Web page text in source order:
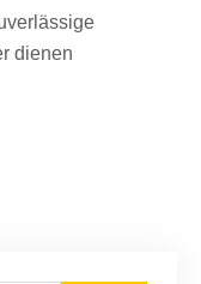
dienen